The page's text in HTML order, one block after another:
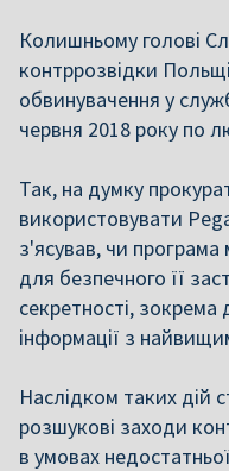
Колишньому голові
контррозвідки
обвинувачення у
червня 2018 року по
Так, на думку
використовувати
з'ясував, чи програма
для безпечного її
секретності,
інформації з
Наслідком таких дій
розшукові заходи
в умовах